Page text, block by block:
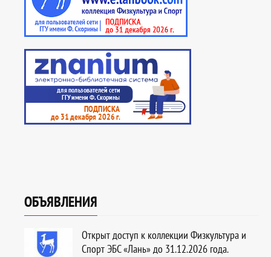
ОБЪЯВЛЕНИЯ
Открыт доступ к коллекции Физкультура и
Спорт ЭБС «Лань» до 31.12.2026 года.